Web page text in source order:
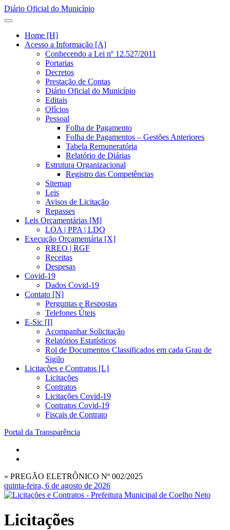
Diário Oficial do Município
Home [H]
Acesso a Informação [A]
Conhecendo a Lei nº 12.527/2011
Portarias
Decretos
Prestação de Contas
Diário Oficial do Município
Editais
Ofícios
Pessoal
Folha de Pagamento
Folha de Pagamentos – Gestões Anteriores
Tabela Remuneratória
Relatório de Diárias
Estrutura Organizacional
Registro das Competências
Sitemap
Leis
Avisos de Licitação
Repasses
Leis Orçamentárias [M]
LOA | PPA | LDO
Execução Orçamentária [X]
RREO | RGF
Receitas
Despesas
Covid-19
Dados Covid-19
Contato [N]
Perguntas e Respostas
Telefones Úteis
E-Sic [I]
Acompanhar Solicitação
Relatórios Estatísticos
Rol de Documentos Classificados em cada Grau de
Sigilo
Licitações e Contratos [L]
Licitações
Contratos
Licitações Covid-19
Contratos Covid-19
Fiscais de Contrato
Portal da Transparência
» PREGÃO ELETRÔNICO Nº 002/2025
quinta-feira, 6 de agosto de 2026
Licitações